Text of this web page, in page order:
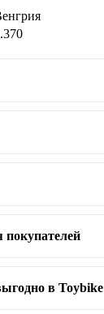
в Toybike